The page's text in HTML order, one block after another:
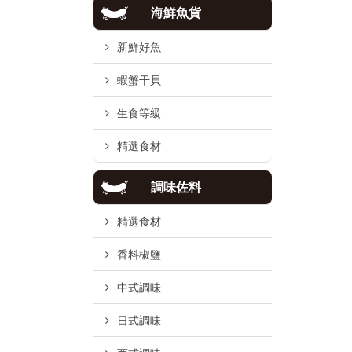
海鮮魚貨
新鮮好魚
蝦蟹干貝
生食等級
精選食材
調味佐料
精選食材
香料椒鹽
中式調味
日式調味